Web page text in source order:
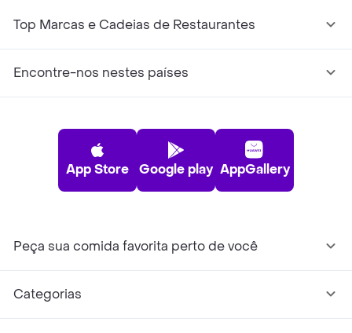
Top Marcas e Cadeias de Restaurantes
Encontre-nos nestes países
App Store Google play AppGallery
Peça sua comida favorita perto de você
Categorias